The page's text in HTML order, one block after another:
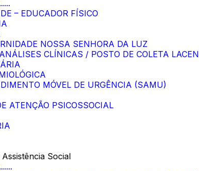
– EDUCADOR FÍSICO
NOSSA SENHORA DA LUZ
CLÍNICAS / POSTO DE COLETA LACEN
MÓVEL DE URGÊNCIA (SAMU)
ATENÇÃO PSICOSSOCIAL
Social